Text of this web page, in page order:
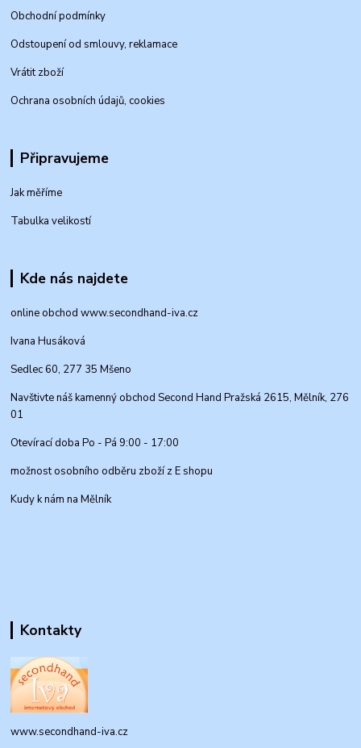
Obchodní podmínky
Odstoupení od smlouvy, reklamace
Vrátit zboží
Ochrana osobních údajů, cookies
Připravujeme
Jak měříme
Tabulka velikostí
Kde nás najdete
online obchod www.secondhand-iva.cz
Ivana Husáková
Sedlec 60, 277 35 Mšeno
Navštivte náš kamenný obchod Second Hand Pražská 2615, Mělník, 276
01
Otevírací doba Po - Pá 9:00 - 17:00
možnost osobního odběru zboží z E shopu
Kudy k nám na Mělník
Kontakty
www.secondhand-iva.cz